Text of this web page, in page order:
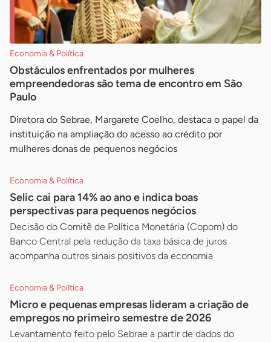
Economia & Política
Obstáculos enfrentados por mulheres
empreendedoras são tema de encontro em São
Paulo
Diretora do Sebrae, Margarete Coelho, destaca o papel da
instituição na ampliação do acesso ao crédito por
mulheres donas de pequenos negócios
Economia & Política
Selic cai para 14% ao ano e indica boas
perspectivas para pequenos negócios
Decisão do Comitê de Política Monetária (Copom) do
Banco Central pela redução da taxa básica de juros
acompanha outros sinais positivos da economia
Economia & Política
Micro e pequenas empresas lideram a criação de
empregos no primeiro semestre de 2026
Levantamento feito pelo Sebrae a partir de dados do